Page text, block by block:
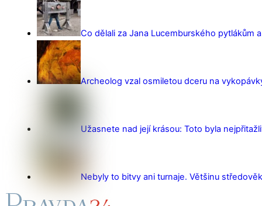
Co dělali za Jana Lucemburského pytlákům
Archeolog vzal osmiletou dceru na
Užasnete nad její krásou: Toto byla
Nebyly to bitvy ani turnaje. Většinu